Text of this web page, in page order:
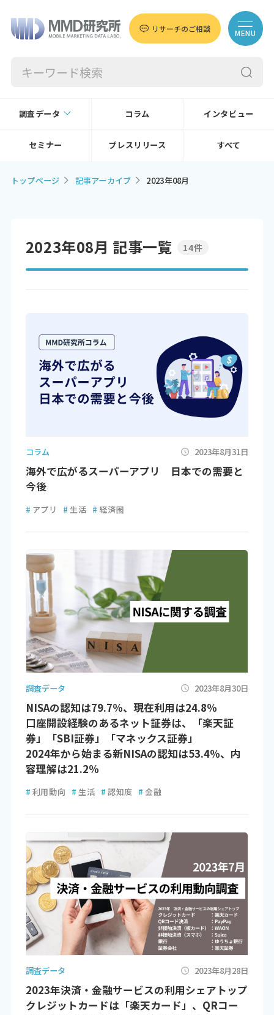
リサーチのご相談 MENU
調査データ コラム インタビュー
セミナー プレスリリース すべて
トップページ 記事アーカイブ 2023年08月
2023年08月 記事一覧 14件
コラム 2023年8月31日
海外で広がるスーパーアプリ 日本での需要と
今後
# アプリ # 生活 # 経済圏
調査データ 2023年8月30日
NISAの認知は79.7％、現在利用は24.8％
口座開設経験のあるネット証券は、「楽天証
券」「SBI証券」「マネックス証券」
2024年から始まる新NISAの認知は53.4％、内
容理解は21.2％
# 利用動向 # 生活 # 認知度 # 金融
調査データ 2023年8月28日
2023年決済・金融サービスの利用シェアトップ
クレジットカードは「楽天カード」、QRコー